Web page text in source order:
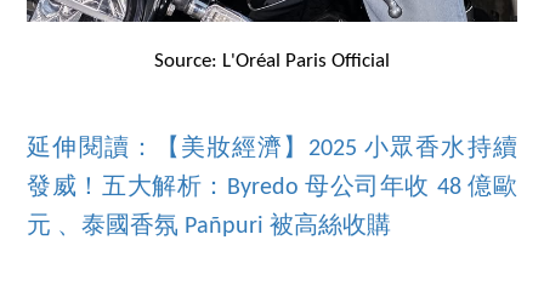
Source: L'Oréal Paris Official
延伸閱讀：【美妝經濟】2025 小眾香水持續
發威！五大解析：Byredo 母公司年收 48 億歐
元 、泰國香氛 Pañpuri 被高絲收購